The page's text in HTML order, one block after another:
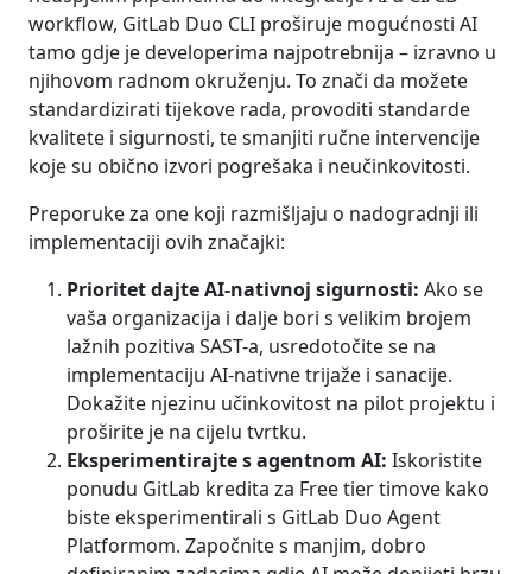
workflow, GitLab Duo CLI proširuje mogućnosti AI
tamo gdje je developerima najpotrebnija – izravno u
njihovom radnom okruženju. To znači da možete
standardizirati tijekove rada, provoditi standarde
kvalitete i sigurnosti, te smanjiti ručne intervencije
koje su obično izvori pogrešaka i neučinkovitosti.
Preporuke za one koji razmišljaju o nadogradnji ili
implementaciji ovih značajki:
Prioritet dajte AI-nativnoj sigurnosti: Ako se
vaša organizacija i dalje bori s velikim brojem
lažnih pozitiva SAST-a, usredotočite se na
implementaciju AI-nativne trijaže i sanacije.
Dokažite njezinu učinkovitost na pilot projektu i
proširite je na cijelu tvrtku.
Eksperimentirajte s agentnom AI: Iskoristite
ponudu GitLab kredita za Free tier timove kako
biste eksperimentirali s GitLab Duo Agent
Platformom. Započnite s manjim, dobro